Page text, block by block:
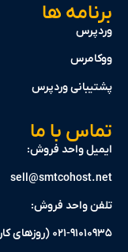
ها
وردپرس
با ما
واحد فروش:
فروش:
کاری 8 الی 17)